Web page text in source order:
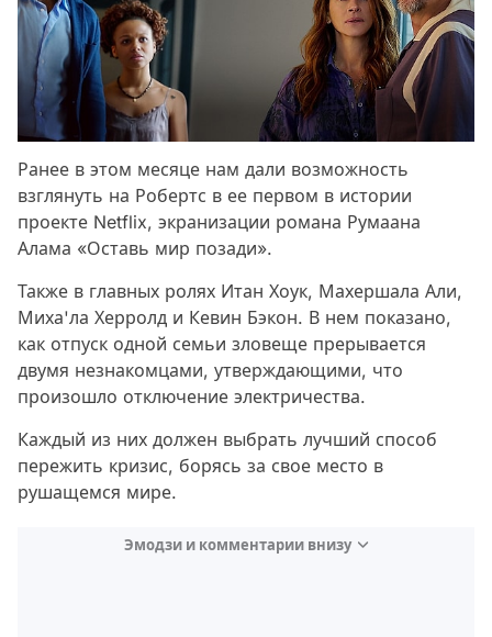
Ранее в этом месяце нам дали возможность
взглянуть на Робертс в ее первом в истории
проекте Netflix, экранизации романа Румаана
Алама «Оставь мир позади».
Также в главных ролях Итан Хоук, Махершала Али,
Миха'ла Херролд и Кевин Бэкон. В нем показано,
как отпуск одной семьи зловеще прерывается
двумя незнакомцами, утверждающими, что
произошло отключение электричества.
Каждый из них должен выбрать лучший способ
пережить кризис, борясь за свое место в
рушащемся мире.
Эмодзи и комментарии внизу